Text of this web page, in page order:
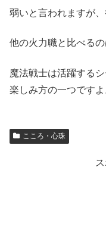
弱いと言われますが
他の火力職と比べるの
魔法戦士は活躍する
楽しみ方の一つですよ
こころ・心珠